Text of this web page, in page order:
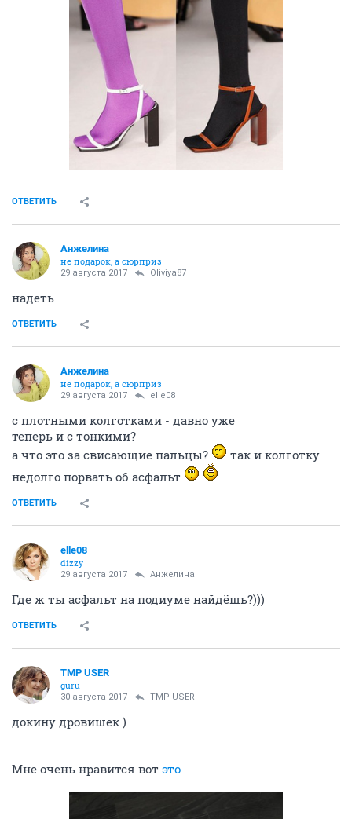
ОТВЕТИТЬ
Aнжелина
не подарок, а сюрприз
29 августа 2017 Oliviya87
надеть
ОТВЕТИТЬ
Aнжелина
не подарок, а сюрприз
29 августа 2017 elle08
с плотными колготками - давно уже
теперь и с тонкими?
а что это за свисающие пальцы?
так и колготку
недолго порвать об асфальт
ОТВЕТИТЬ
elle08
dizzy
29 августа 2017 Aнжелина
Где ж ты асфальт на подиуме найдёшь?)))
ОТВЕТИТЬ
TMP USER
guru
30 августа 2017 TMP USER
докину дровишек )
Мне очень нравится вот это